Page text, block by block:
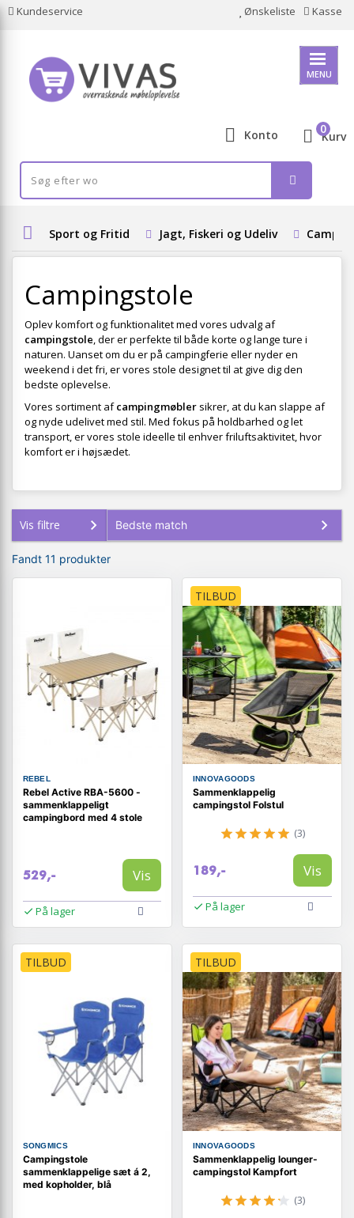
Kundeservice Ønskeliste Kasse
MENU
Konto Kurv
0
Sport og Fritid Jagt, Fiskeri og Udeliv
Campingstole
Oplev komfort og funktionalitet med vores udvalg af
campingstole, der er perfekte til både korte og lange ture i
naturen. Uanset om du er på campingferie eller nyder en
weekend i det fri, er vores stole designet til at give dig den
bedste oplevelse.
Vores sortiment afcampingmøbler sikrer, at du kan slappe af
og nyde udelivet med stil. Med fokus på holdbarhed og let
transport, er vores stole ideelle til enhver friluftsaktivitet, hvor
komfort er i højsædet.
Vis filtre
Fandt 11 produkter
REBEL
Rebel Active RBA-5600 -
sammenklappeligt
campingbord med 4 stole
529,- Vis
På lager
TILBUD
INNOVAGOODS
Sammenklappelig
campingstol Folstul
(3)
189,- Vis
På lager
TILBUD
SONGMICS
Campingstole
sammenklappelige sæt á 2,
med kopholder, blå
TILBUD
INNOVAGOODS
Sammenklappelig lounger-
campingstol Kampfort
(3)